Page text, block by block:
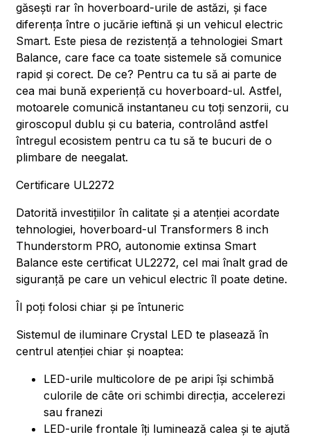
găsești rar în hoverboard-urile de astăzi, și face
diferența între o jucărie ieftină și un vehicul electric
Smart. Este piesa de rezistență a tehnologiei Smart
Balance, care face ca toate sistemele să comunice
rapid și corect. De ce? Pentru ca tu să ai parte de
cea mai bună experiență cu hoverboard-ul. Astfel,
motoarele comunică instantaneu cu toți senzorii, cu
giroscopul dublu și cu bateria, controlând astfel
întregul ecosistem pentru ca tu să te bucuri de o
plimbare de neegalat.
Certificare UL2272
Datorită investițiilor în calitate și a atenției acordate
tehnologiei, hoverboard-ul Transformers 8 inch
Thunderstorm PRO, autonomie extinsa Smart
Balance este certificat UL2272, cel mai înalt grad de
siguranță pe care un vehicul electric îl poate detine.
Îl poți folosi chiar și pe întuneric
Sistemul de iluminare Crystal LED te plasează în
centrul atenției chiar și noaptea:
LED-urile multicolore de pe aripi își schimbă
culorile de câte ori schimbi direcția, accelerezi
sau franezi
LED-urile frontale îți luminează calea și te ajută